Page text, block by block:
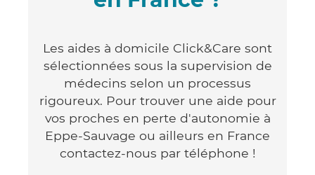
Les aides à domicile Click&Care sont
sélectionnées sous la supervision de
médecins selon un processus
rigoureux. Pour trouver une aide pour
vos proches en perte d'autonomie à
Eppe-Sauvage ou ailleurs en France
contactez-nous par téléphone !